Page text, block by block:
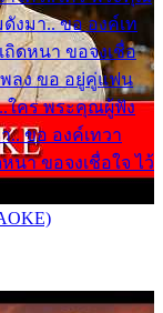
งมา.. ขอ องค์เท
ดหนา ขอจงเชื่อ
พลง ขอ อยู่คู่แฟน
..ใคร พระคุณผู้ฟัง
.. ขอ องค์เทวา
า ขอจงเชื่อใจ ไว้